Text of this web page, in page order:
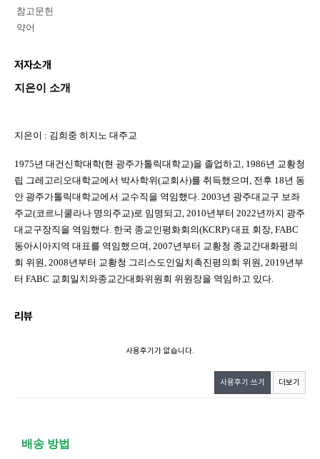
참고문헌
약어
저자소개
지은이 소개
지은이 : 김희중 히지노 대주교
1975년 대건신학대학(현 광주가톨릭대학교)을 졸업하고, 1986년 교황청
립 그레고리오대학교에서 박사학위(교회사)를 취득했으며, 전후 18년 동
안 광주가톨릭대학교에서 교수직을 역임했다. 2003년 광주대교구 보좌
주교(코르니쿨라나 명의주교)로 임명되고, 2010년부터 2022년까지 광주
대교구장직을 역임했다. 한국 종교인평화회의(KCRP) 대표 회장, FABC
동아시아지역 대표를 역임했으며, 2007년부터 교황청 종교간대화평의
회 위원, 2008년부터 교황청 그리스도인일치촉진평의회 위원, 2019년부
터 FABC 교회일치와종교간대화위원회 위원장을 역임하고 있다.
리뷰
사용후기가 없습니다.
사용후기 쓰기 더보기
배송 방법